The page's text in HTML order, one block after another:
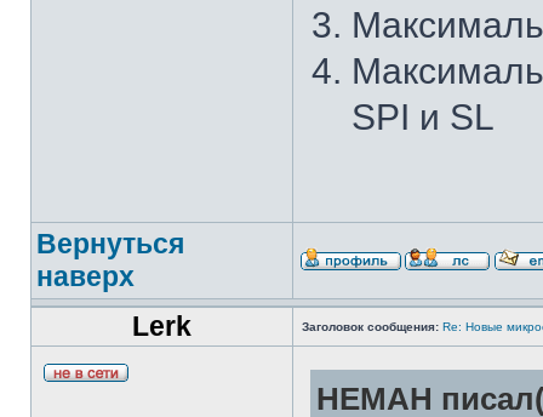
SPI и SL
Вернуться
наверх
Lerk
Заголовок сообщения: Re: Новые
HEMAH